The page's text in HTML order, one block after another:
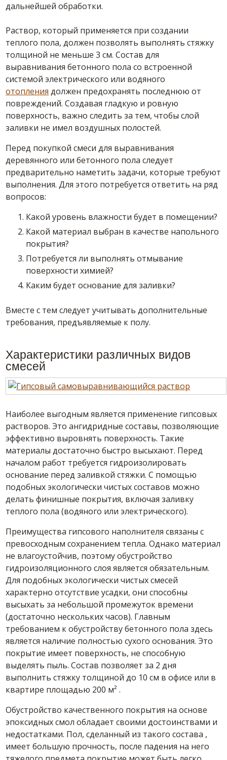
дальнейшей обработки.
Раствор, который применяется при создании
теплого пола, должен позволять выполнять стяжку
толщиной не меньше 3 см.Состав для
выравнивания бетонного пола со встроенной
системой электрического или водяного
отопления должен предохранять последнюю от
повреждений. Создавая гладкую и ровную
поверхность, важно следить за тем, чтобы слой
заливки не имел воздушных полостей.
Перед покупкойсмеси для выравнивания
деревянного илибетонного пола следует
предварительно наметить задачи, которые требуют
выполнения. Для этого потребуется ответить на ряд
вопросов:
Какой уровень влажности будет в помещении?
Какой материал выбран в качестве напольного
покрытия?
Потребуется ли выполнять отмывание
поверхности химией?
Каким будетоснование для заливки?
Вместе с тем следует учитывать дополнительные
требования, предъявляемые к полу.
Характеристики различных видов
смесей
Наиболее выгодным является применение гипсовых
растворов. Это ангидридныесоставы, позволяющие
эффективно выровнять поверхность. Такие
материалы достаточно быстро высыхают. Перед
началом работ требуется гидроизолировать
основание перед заливкой стяжки. С помощью
подобных экологически чистых составов можно
делатьфинишные покрытия, включая заливку
теплого пола (водяного или электрического).
Преимущества гипсового наполнителя связаны с
превосходным сохранением тепла. Однако материал
не влагоустойчив, поэтому обустройство
гидроизоляционного слоя является обязательным.
Для подобных экологически чистыхсмесей
характерно отсутствие усадки, они способны
высыхать за небольшой промежуток времени
(достаточно нескольких часов). Главным
требованием к обустройствубетонного пола здесь
является наличие полностью сухогооснования. Это
покрытие имеет поверхность, не способную
выделять пыль.Состав позволяет за 2 дня
выполнить стяжку толщиной до 10 см в офисе или в
квартире площадью 200 м² .
Обустройство качественного покрытия на основе
эпоксидных смол обладаетсвоими достоинствами и
недостатками. Пол, сделанный из такогосостава ,
имеет большую прочность, после падения на него